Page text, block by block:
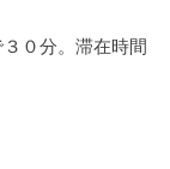
０分。滞在時間